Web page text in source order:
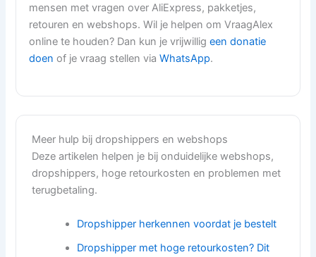
mensen met vragen over AliExpress, pakketjes,
retouren en webshops. Wil je helpen om VraagAlex
online te houden? Dan kun je vrijwilligeen donatie
doen of je vraag stellen viaWhatsApp.
Meer hulp bij dropshippers en webshops
Deze artikelen helpen je bij onduidelijke webshops,
dropshippers, hoge retourkosten en problemen met
terugbetaling.
Dropshipper herkennen voordat je bestelt
Dropshipper met hoge retourkosten? Dit